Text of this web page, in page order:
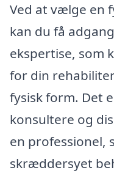
Ved at vælge en
kan du få
ekspertise, som
for din
fysisk form. Det
konsultere og
en professionel,
skræddersyet